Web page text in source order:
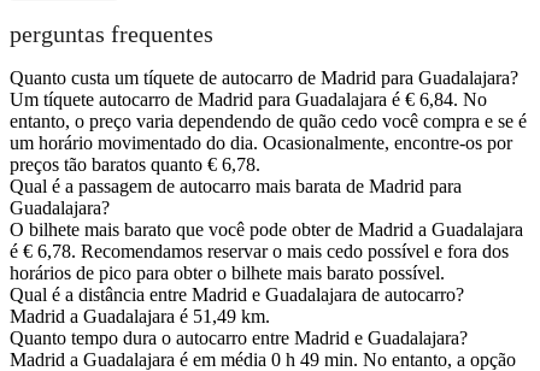
perguntas frequentes
Quanto custa um tíquete de autocarro de Madrid para Guadalajara?
Um tíquete autocarro de Madrid para Guadalajara é € 6,84. No
entanto, o preço varia dependendo de quão cedo você compra e se é
um horário movimentado do dia. Ocasionalmente, encontre-os por
preços tão baratos quanto € 6,78.
Qual é a passagem de autocarro mais barata de Madrid para
Guadalajara?
O bilhete mais barato que você pode obter de Madrid a Guadalajara
é € 6,78. Recomendamos reservar o mais cedo possível e fora dos
horários de pico para obter o bilhete mais barato possível.
Qual é a distância entre Madrid e Guadalajara de autocarro?
Madrid a Guadalajara é 51,49 km.
Quanto tempo dura o autocarro entre Madrid e Guadalajara?
Madrid a Guadalajara é em média 0 h 49 min. No entanto, a opção